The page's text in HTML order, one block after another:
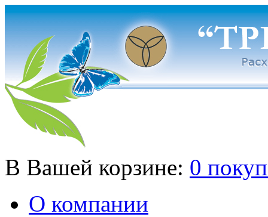
В Вашей корзине: 0
О компании